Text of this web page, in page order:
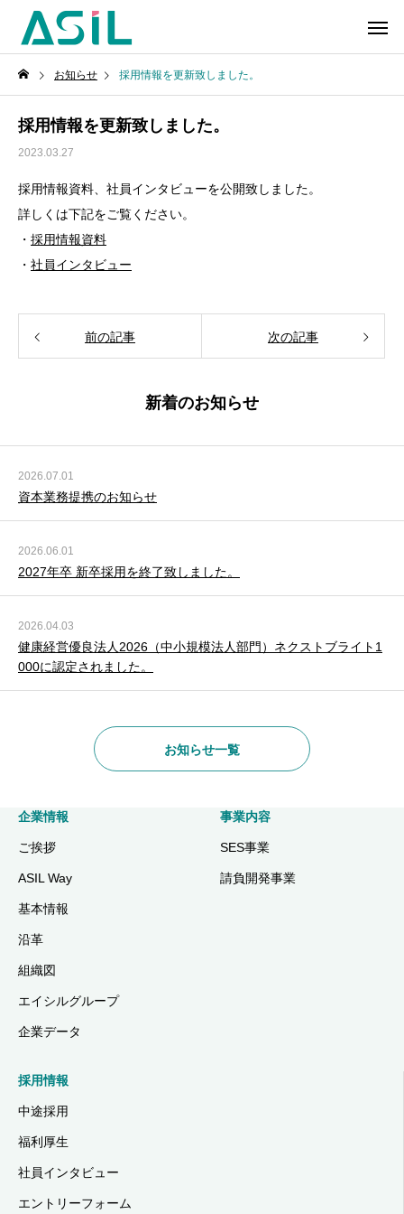
お知らせ 採用情報を更新致しました。
採用情報を更新致しました。
2023.03.27
採用情報資料、社員インタビューを公開致しました。
詳しくは下記をご覧ください。
・ 採用情報資料
・ 社員インタビュー
前の記事 次の記事
新着のお知らせ
2026.07.01
資本業務提携のお知らせ
2026.06.01
2027年卒 新卒採用を終了致しました。
2026.04.03
健康経営優良法人2026（中小規模法人部門）ネクストブライト1
000に認定されました。
お知らせ一覧
企業情報
ご挨拶
ASIL Way
基本情報
沿革
組織図
エイシルグループ
企業データ
事業内容
SES事業
請負開発事業
採用情報
中途採用
福利厚生
社員インタビュー
エントリーフォーム